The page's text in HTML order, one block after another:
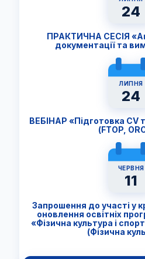
24
ПРАКТИЧНА СЕСІЯ
документації та
ЛИПНЯ
24
ВЕБІНАР «Підготовка CV
(FTОP,
ЧЕРВНЯ
11
Запрошення до участі у
оновлення освітніх
«Фізична культура і
(Фізична